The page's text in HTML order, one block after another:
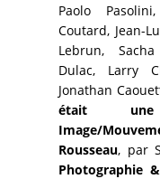
Paolo
Coutard, Jean-
Lebrun,
Dulac, Larry
Jonathan
était
Image/
Rousseau, par
Photographie